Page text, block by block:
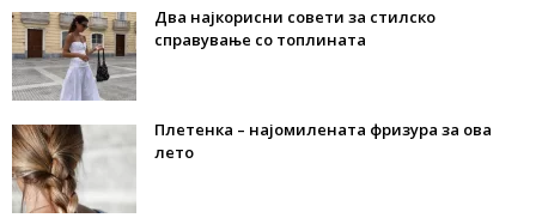
Два најкорисни совети за стилско
справување со топлината
Плетенка – најомилената фризура за ова
лето